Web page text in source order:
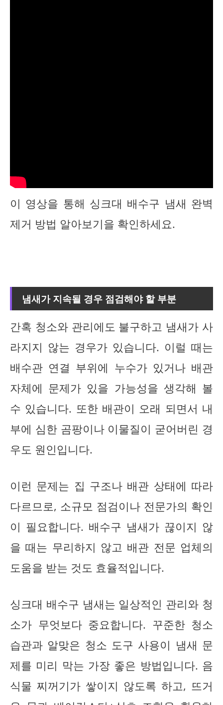
이 영상을 통해 싱크대 배수구 냄새 완벽
제거 방법 알아보기을 확인하세요.
냄새가 지속될 경우 점검해야 할 부분
간혹 청소와 관리에도 불구하고 냄새가 사
라지지 않는 경우가 있습니다. 이럴 때는
배수관 연결 부위에 누수가 있거나 배관
자체에 문제가 있을 가능성을 생각해 볼
수 있습니다. 또한 배관이 오래 되면서 내
부에 심한 곰팡이나 이물질이 굳어버린 경
우도 원인입니다.
이런 문제는 집 구조나 배관 상태에 따라
다르므로, 소규모 점검이나 전문가의 확인
이 필요합니다. 배수구 냄새가 끊이지 않
을 때는 무리하지 않고 배관 전문 업체의
도움을 받는 것도 효율적입니다.
싱크대 배수구 냄새는 일상적인 관리와 청
소가 무엇보다 중요합니다. 꾸준한 청소
습관과 알맞은 청소 도구 사용이 냄새 문
제를 미리 막는 가장 좋은 방법입니다. 음
식물 찌꺼기가 쌓이지 않도록 하고, 뜨거